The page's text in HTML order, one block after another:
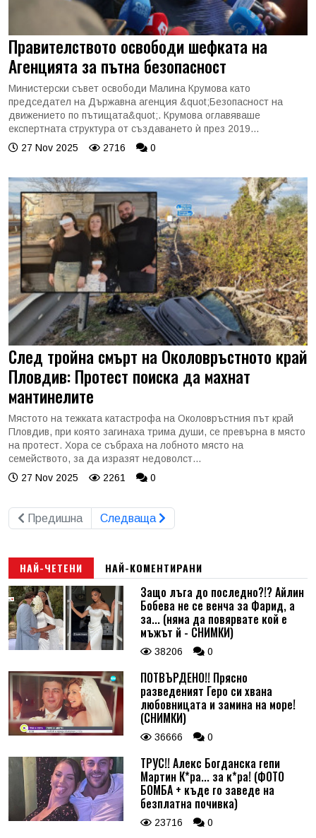
Правителството освободи шефката на
Агенцията за пътна безопасност
Министерски съвет освободи Малина Крумова като
председател на Държавна агенция &quot;Безопасност на
движението по пътищата&quot;. Крумова оглавяваше
експертната структура от създаването ѝ през 2019...
27 Nov 2025
2716 0
След тройна смърт на Околовръстното край
Пловдив: Протест поиска да махнат
мантинелите
Мястото на тежката катастрофа на Околовръстния път край
Пловдив, при която загинаха трима души, се превърна в място
на протест. Хора се събраха на лобното място на
семейството, за да изразят недоволст...
27 Nov 2025
2261 0
Предишна Следваща
НАЙ-ЧЕТЕНИ НАЙ-КОМЕНТИРАНИ
Защо лъга до последно?!? Айлин
Бобева не се венча за Фарид, а
за... (няма да повярвате кой е
мъжът й - СНИМКИ)
38206 0
ПОТВЪРДЕНО!! Прясно
разведеният Геро си хвана
любовницата и замина на море!
(СНИМКИ)
36666 0
ТРУС!! Алекс Богданска гепи
Мартин К*ра... за к*ра! (ФОТО
БОМБА + къде го заведе на
безплатна почивка)
23716 0